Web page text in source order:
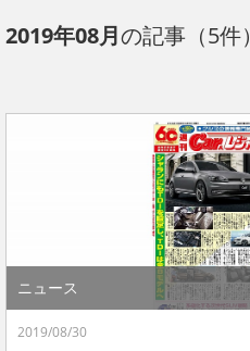
2019年08月の記事（5件）
ニュース
2019/08/30